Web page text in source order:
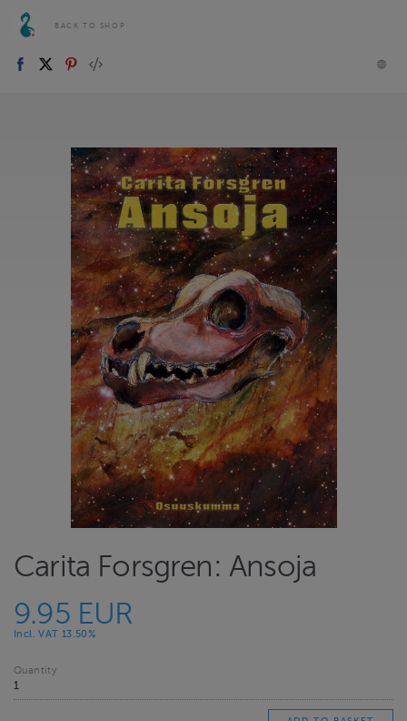
BACK TO SHOP
Carita Forsgren: Ansoja
9.95 EUR
Incl. VAT 13.50%
Quantity